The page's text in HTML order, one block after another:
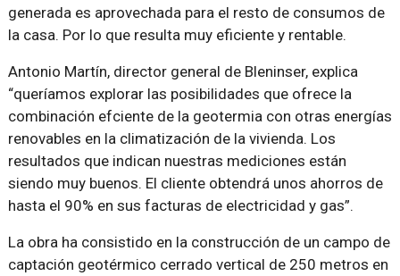
generada es aprovechada para el resto de consumos de
la casa. Por lo que resulta muy eficiente y rentable.
Antonio Martín, director general de Bleninser, explica
“queríamos explorar las posibilidades que ofrece la
combinación efciente de la geotermia con otras energías
renovables en la climatización de la vivienda. Los
resultados que indican nuestras mediciones están
siendo muy buenos. El cliente obtendrá unos ahorros de
hasta el 90% en sus facturas de electricidad y gas”.
La obra ha consistido en la construcción de un campo de
captación geotérmico cerrado vertical de 250 metros en